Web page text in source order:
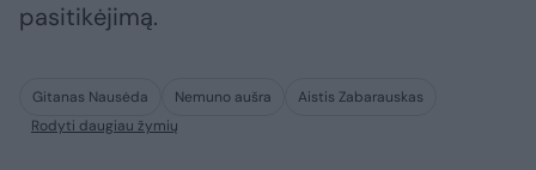
pasitikėjimą.
Gitanas Nausėda Nemuno aušra
Aistis Zabarauskas
Rodyti daugiau žymių